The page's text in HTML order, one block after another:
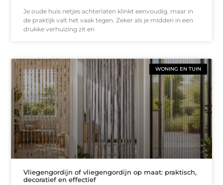
Je oude huis netjes achterlaten klinkt eenvoudig, maar in
de praktijk valt het vaak tegen. Zeker als je midden in een
drukke verhuizing zit en
WONING EN TUIN
Vliegengordijn of vliegengordijn op maat: praktisch,
decoratief en effectief